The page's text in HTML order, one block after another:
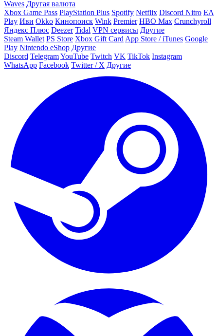
Waves Другая валюта
Xbox Game Pass PlayStation Plus Spotify Netflix Discord Nitro EA
Play Иви Okko Кинопоиск Wink Premier HBO Max Crunchyroll
Яндекс Плюс Deezer Tidal VPN сервисы Другие
Steam Wallet PS Store Xbox Gift Card App Store / iTunes Google
Play Nintendo eShop Другие
Discord TelegramYouTube Twitch VK TikTok Instagram
WhatsApp Facebook Twitter / X Другие